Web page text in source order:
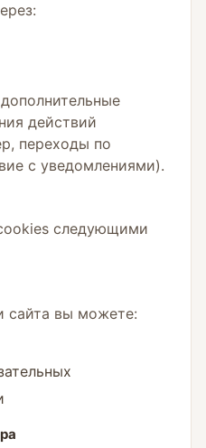
действий
переходы по
с уведомлениями).
следующими
сайта вы можете: